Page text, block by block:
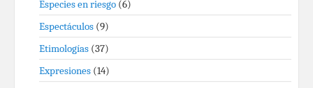
Especies en riesgo (6)
Espectáculos (9)
Etimologías (37)
Expresiones (14)